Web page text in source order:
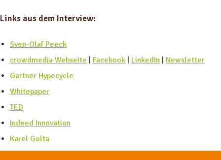
Links aus dem Interview:
Sven-Olaf Peeck
crowdmedia Webseite
Facebook LinkedIn
Newsletter
Gartner Hypecycle
Whitepaper
TED
Indeed Innovation
Karel Golta